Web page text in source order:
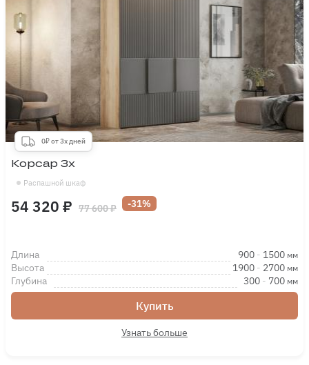
0₽ от 3х дней
Распашной шкаф
Корсар 3х
54 320 ₽ 77 600 ₽ -31%
Длина 900 - 1500 мм
Высота 1900 - 2700 мм
Глубина 300 - 700 мм
Купить
Узнать больше